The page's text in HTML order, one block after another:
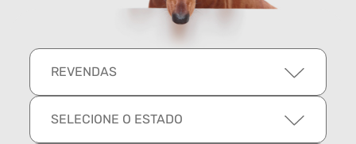
REVENDAS
SELECIONE O ESTADO